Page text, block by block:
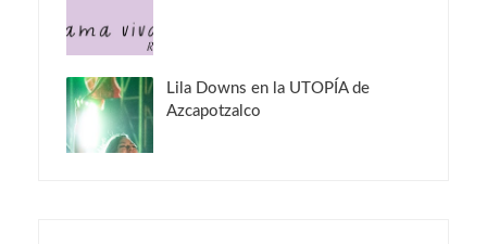
Lila Downs en la UTOPÍA de
Azcapotzalco